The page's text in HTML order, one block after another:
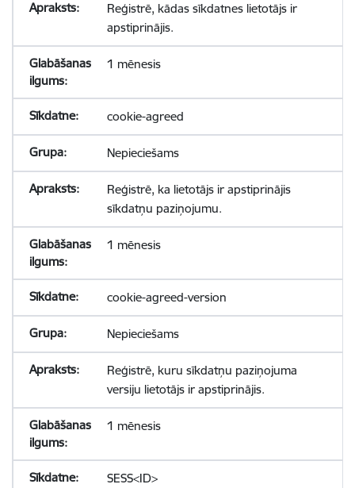
Reģistrē, kādas sīkdatnes lietotājs ir
apstiprinājis.
1 mēnesis
cookie-agreed
Nepieciešams
Reģistrē, ka lietotājs ir apstiprinājis
sīkdatņu paziņojumu.
1 mēnesis
cookie-agreed-version
Nepieciešams
Reģistrē, kuru sīkdatņu paziņojuma
versiju lietotājs ir apstiprinājis.
1 mēnesis
SESS<ID>